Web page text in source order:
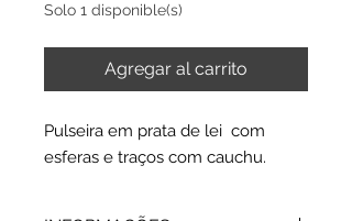
Solo 1 disponible(s)
Agregar al carrito
Pulseira em prata de lei com
esferas e traços com cauchu.